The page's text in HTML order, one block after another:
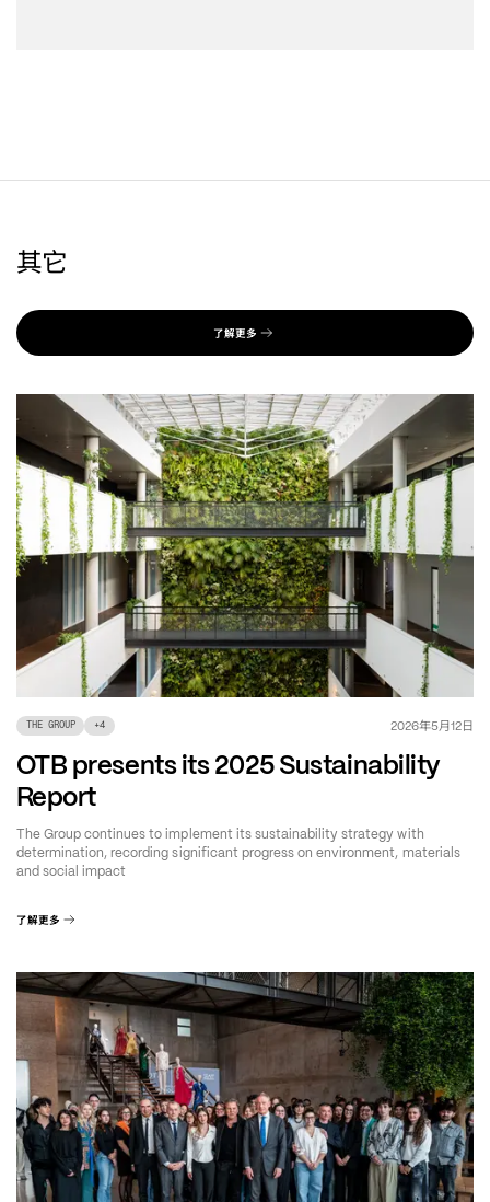
其它
了解更多
THE GROUP +4 2026年5月12日
OTB presents its 2025 Sustainability
Report
The Group continues to implement its sustainability strategy with
determination, recording significant progress on environment, materials
and social impact
了解更多